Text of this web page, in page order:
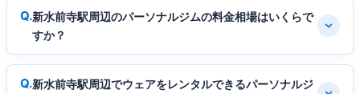
新水前寺駅周辺のパーソナルジムの料金相場はいくらで
すか？
新水前寺駅周辺でウェアをレンタルできるパーソナルジ